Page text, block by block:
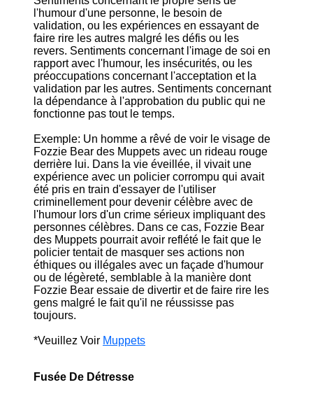
l'humour d'une personne, le besoin de
validation, ou les expériences en essayant de
faire rire les autres malgré les défis ou les
revers. Sentiments concernant l'image de soi en
rapport avec l'humour, les insécurités, ou les
préoccupations concernant l'acceptation et la
validation par les autres. Sentiments concernant
la dépendance à l'approbation du public qui ne
fonctionne pas tout le temps.
Exemple: Un homme a rêvé de voir le visage de
Fozzie Bear des Muppets avec un rideau rouge
derrière lui. Dans la vie éveillée, il vivait une
expérience avec un policier corrompu qui avait
été pris en train d'essayer de l'utiliser
criminellement pour devenir célèbre avec de
l'humour lors d'un crime sérieux impliquant des
personnes célèbres. Dans ce cas, Fozzie Bear
des Muppets pourrait avoir reflété le fait que le
policier tentait de masquer ses actions non
éthiques ou illégales avec un façade d'humour
ou de légèreté, semblable à la manière dont
Fozzie Bear essaie de divertir et de faire rire les
gens malgré le fait qu'il ne réussisse pas
toujours.
*Veuillez Voir Muppets
Fusée De Détresse